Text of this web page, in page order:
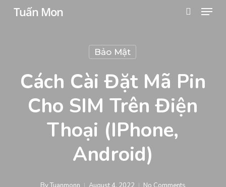
SkipTuấn Mon Menu
Bảo Mật
Cách Cài Đặt Mã Pin
Cho SIM Trên Điện
Thoại (iPhone,
Android)